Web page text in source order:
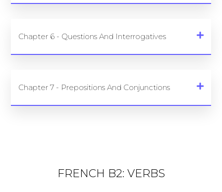
Chapter 6 - Questions And Interrogatives
Chapter 7 - Prepositions And Conjunctions
FRENCH B2: VERBS